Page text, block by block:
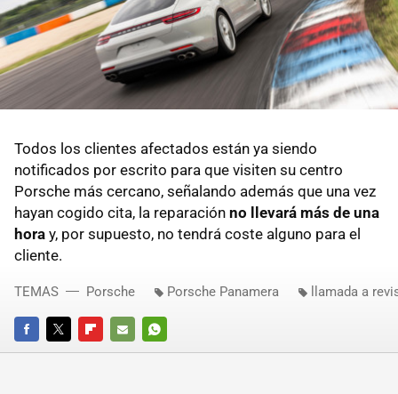
Todos los clientes afectados están ya siendo
notificados por escrito para que visiten su centro
Porsche más cercano, señalando además que una vez
hayan cogido cita, la reparación no llevará más de una
hora y, por supuesto, no tendrá coste alguno para el
cliente.
FACEBOOKTWITTERFLIPBOARD
E-
WHATSAPP
TEMAS Porsche Porsche Panamera llamada a